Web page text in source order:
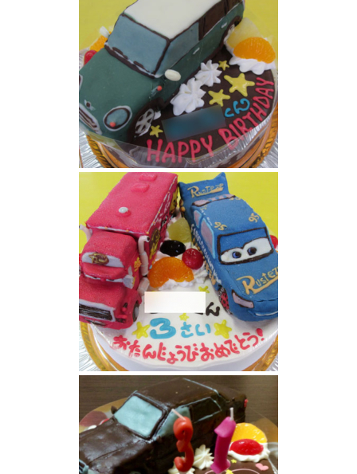
ミニクーパー立体ケーキ
カーズのマックとライトニングマックイーン
(ファビュラスタイプ)ケーキ